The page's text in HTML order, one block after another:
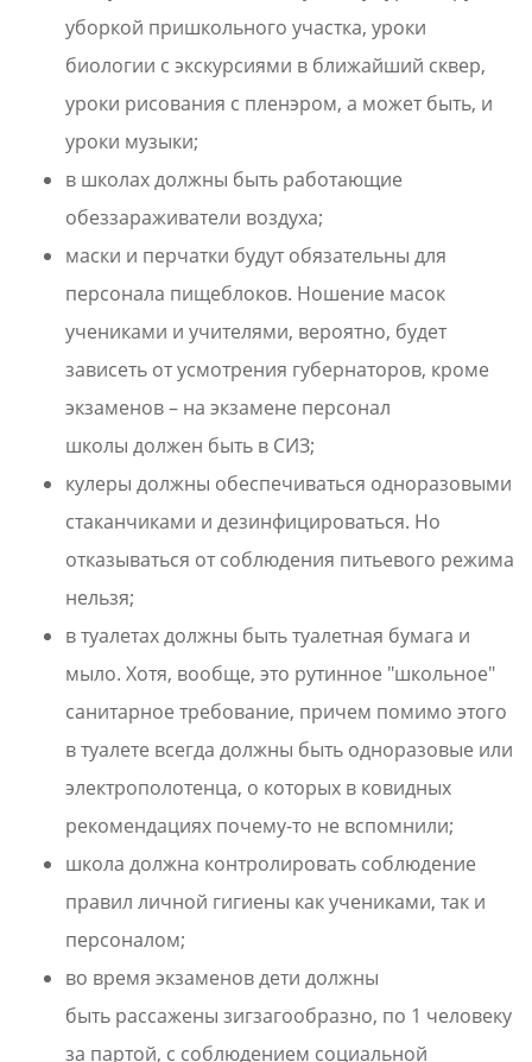
уборкой пришкольного участка, уроки
биологии с экскурсиями в ближайший сквер,
уроки рисования с пленэром, а может быть, и
уроки музыки;
в школах должны быть работающие
обеззараживатели воздуха;
маски и перчатки будут обязательны для
персонала пищеблоков. Ношение масок
учениками и учителями, вероятно, будет
зависеть от усмотрения губернаторов, кроме
экзаменов – на экзамене персонал
школы должен быть в СИЗ;
кулеры должны обеспечиваться одноразовыми
стаканчиками и дезинфицироваться. Но
отказываться от соблюдения питьевого режима
нельзя;
в туалетах должны быть туалетная бумага и
мыло. Хотя, вообще, это рутинное "школьное"
санитарное требование, причем помимо этого
в туалете всегда должны быть одноразовые или
электрополотенца, о которых в ковидных
рекомендациях почему-то не вспомнили;
школа должна контролировать соблюдение
правил личной гигиены как учениками, так и
персоналом;
во время экзаменов дети должны
быть рассажены зигзагообразно, по 1 человеку
за партой, с соблюдением социальной